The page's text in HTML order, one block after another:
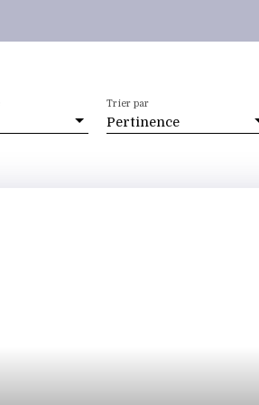
Pertinence
Trier par